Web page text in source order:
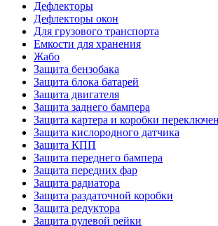
Дефлекторы
Дефлекторы окон
Для грузового транспорта
Емкости для хранения
Жабо
Защита бензобака
Защита блока батарей
Защита двигателя
Защита заднего бампера
Защита картера и коробки
Защита кислородного датчика
Защита КПП
Защита переднего бампера
Защита передних фар
Защита радиатора
Защита раздаточной коробки
Защита редуктора
Защита рулевой рейки